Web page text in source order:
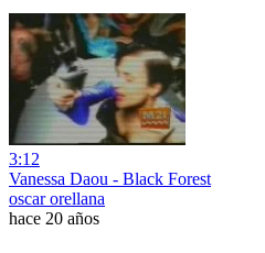
3:12
Vanessa Daou - Black Forest
oscar orellana
hace 20 años